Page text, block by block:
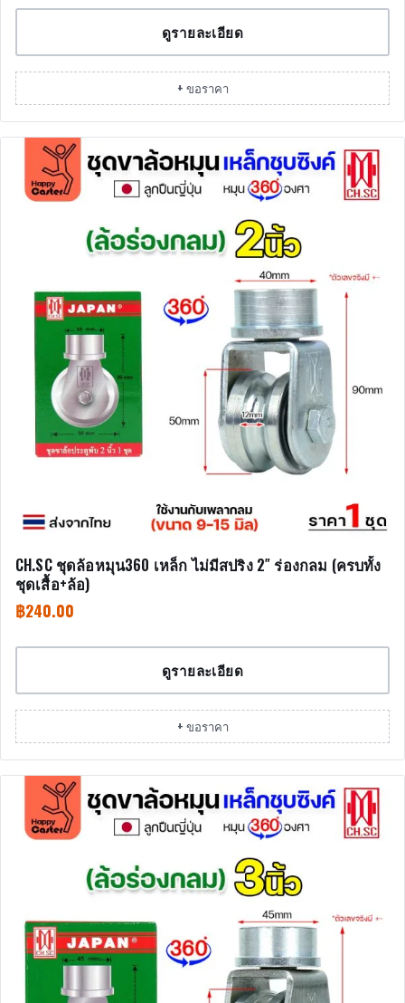
ดูรายละเอียด
+ ขอราคา
CH.SC ชุดล้อหมุน360 เหล็ก ไม่มีสปริง 2″ ร่องกลม (ครบทั้ง
ชุดเสื้อ+ล้อ)
฿240.00
ดูรายละเอียด
+ ขอราคา